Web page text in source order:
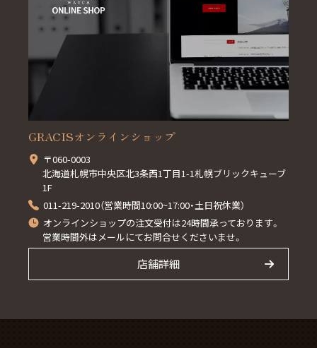
GRACISオンラインショップ
〒060-0003
北海道札幌市中央区北3条西1丁目1-1札幌ブリックキューブ
1F
011-219-2010（営業時間10:00~17:00・土日祝休業）
オンラインショップの注文受付は24時間承っております。
営業時間外はメールにてお問合せくださいませ。
店舗詳細